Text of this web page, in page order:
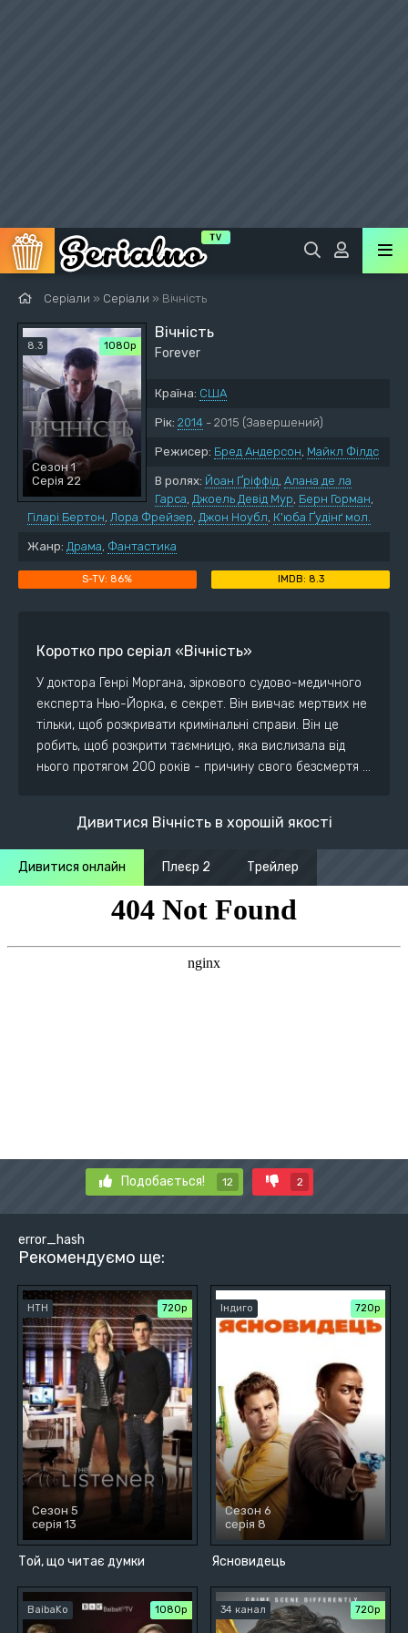
Серіали » Серіали » Вічність
8.3 1080p
Сезон 1
Серія 22
Вічність
Forever
Країна: США
Рік: 2014 - 2015 (Завершений)
Режисер: Бред Андерсон, Майкл Філдс
В ролях: Йоан Ґріффід, Алана де ла
Гарса, Джоель Девід Мур, Берн Горман,
Гіларі Бертон, Лора Фрейзер, Джон Ноубл, К'юба Ґудінґ мол.
Жанр: Драма, Фантастика
86% 8.3
Коротко про серіал «Вічність»
У доктора Генрі Моргана, зіркового судово-медичного
експерта Нью-Йорка, є секрет. Він вивчає мертвих не
тільки, щоб розкривати кримінальні справи. Він це
робить, щоб розкрити таємницю, яка вислизала від
нього протягом 200 років - причину свого безсмертя ...
Дивитися Вічність в хорошій якості
Дивитися онлайн Плеєр 2 Трейлер
Подобається! 12 2
error_hash
Рекомендуємо ще:
Той, що читає думки
НТН 720р
Сезон 5
серія 13
Ясновидець
Індиго 720р
Сезон 6
серія 8
BaibaKo 1080p 34 канал 720р